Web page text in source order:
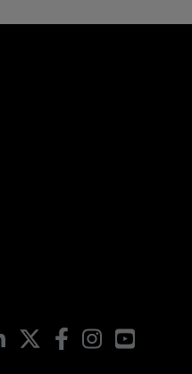
LinkedIn FacebookInstagramYouTube